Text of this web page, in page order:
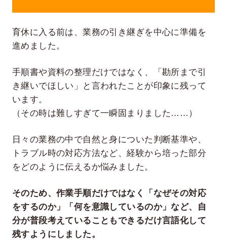
育休に入る前は、業務の引き継ぎを中心に準備を
進めました。
手順書や資料の整理だけではなく、「勘所まで引
き継いでほしい」と言われたことが印象に残って
います。
（その時は難しすぎて一瞬固まりました……）
日々の業務の中で自然と身についた判断基準や、
トラブル時の対応方法など、経験から培った部分
をどのように伝えるか悩みました。
そのため、作業手順だけではなく「なぜその対応
をするのか」「何を意識しているのか」など、自
分が普段考えていることもできるだけ言語化して
残すようにしました。